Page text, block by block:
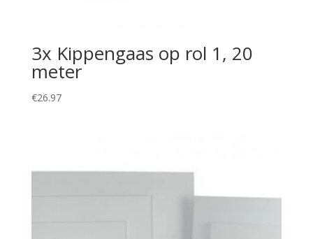
3x Kippengaas op rol 1, 20
meter
€26.97